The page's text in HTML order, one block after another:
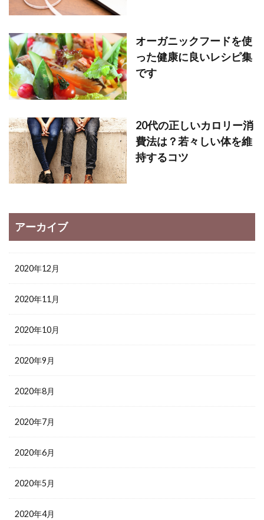
オーガニックフードを使
った健康に良いレシピ集
です
20代の正しいカロリー消
費法は？若々しい体を維
持するコツ
アーカイブ
2020年12月
2020年11月
2020年10月
2020年9月
2020年8月
2020年7月
2020年6月
2020年5月
2020年4月